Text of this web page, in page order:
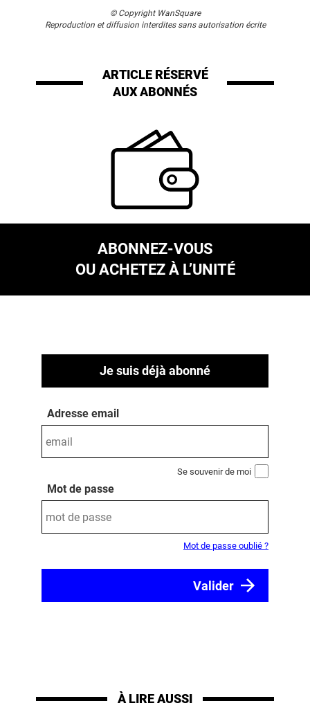
© Copyright WanSquare
Reproduction et diffusion interdites sans autorisation écrite
ARTICLE RÉSERVÉ
AUX ABONNÉS
ABONNEZ-VOUS
OU ACHETEZ À L’UNITÉ
Je suis déjà abonné
Adresse email
Se souvenir de moi
Mot de passe
Mot de passe oublié ?
À LIRE AUSSI